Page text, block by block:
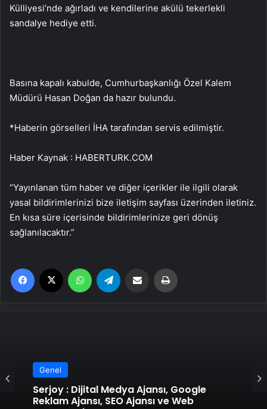
Külliyesi’nde ağırladı ve kendilerine akülü tekerlekli
sandalye hediye etti.
Basına kapalı kabulde, Cumhurbaşkanlığı Özel Kalem
Müdürü Hasan Doğan da hazır bulundu.
*Haberin görselleri İHA tarafından servis edilmiştir.
Haber Kaynak : HABERTURK.COM
“Yayınlanan tüm haber ve diğer içerikler ile ilgili olarak
yasal bildirimlerinizi bize iletişim sayfası üzerinden iletiniz.
En kısa süre içerisinde bildirimlerinize geri dönüş
sağlanılacaktır.”
Facebook WhatsApp Email'den paylaş
Genel
Serjoy : Dijital Medya Ajansı, Google
Reklam Ajansı, SEO Ajansı ve Web